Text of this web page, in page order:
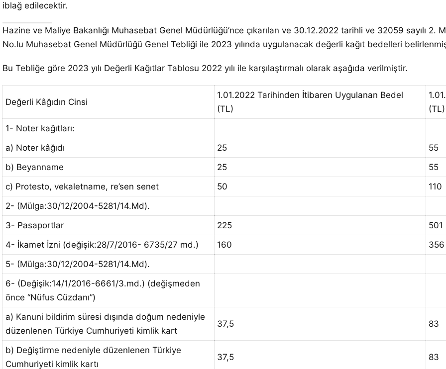
iblağ edilecektir.
Hazine ve Maliye Bakanlığı Muhasebat Genel Müdürlüğü’nce çıkarılan ve 30.12.2022 tarihli ve 32059 sayılı 2.
No.lu Muhasebat Genel Müdürlüğü Genel Tebliği ile 2023 yılında uygulanacak değerli kağıt bedelleri
Bu Tebliğe göre 2023 yılı Değerli Kağıtlar Tablosu 2022 yılı ile karşılaştırmalı olarak aşağıda verilmiştir.
Değerli Kâğıdın Cinsi
1.01.2022 Tarihinden İtibaren Uygulanan Bedel
(TL)
(TL)
1- Noter kağıtları:
a) Noter kâğıdı
25
55
b) Beyanname
25
55
c) Protesto, vekaletname, re’sen senet
50
110
2- (Mülga:30/12/2004-5281/14.Md).
3- Pasaportlar
225
501
4- İkamet İzni (değişik:28/7/2016- 6735/27 md.)
160
356
5- (Mülga:30/12/2004-5281/14.Md).
6- (Değişik:14/1/2016-6661/3.md.) (değişmeden
önce “Nüfus Cüzdanı”)
a) Kanuni bildirim süresi dışında doğum nedeniyle
düzenlenen Türkiye Cumhuriyeti kimlik kart
37,5 83
b) Değiştirme nedeniyle düzenlenen Türkiye
Cumhuriyeti kimlik kartı
37,5 83